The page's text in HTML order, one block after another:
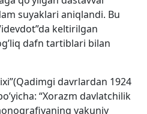
suyaklari aniqlandi. Bu
keltirilgan
dafn tartiblari bilan
davrlardan 1924
“Xorazm davlatchilik
yakuniy